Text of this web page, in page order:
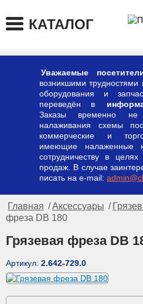
КАТАЛОГ
Уважаемые
возникшими трудностями
оборудования и
переведён в
Заказы временно
налаживания схемы
коммерческие и
имеющие налаженные
сотрудничеству в
продаж. В случае
писать на e-mail:
Главная /Аксессуары /
фреза DB 180
Грязевая фреза DB
Артикул: 2.642-729.0